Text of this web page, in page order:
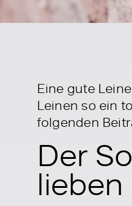
Eine gute
Leinen so ein
folgenden
Der
lieben